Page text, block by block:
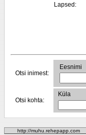
Lapsed:
Otsi inimest:
Eesnimi
Otsi kohta:
Küla
http://muhu.rehepapp.com